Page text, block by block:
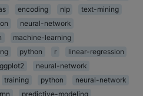
encoding nlp
text-mining
neural-network
machine-learning
python r
linear-regression
ggplot2
neural-network
training python
neural-network
rnn predictive-modeling